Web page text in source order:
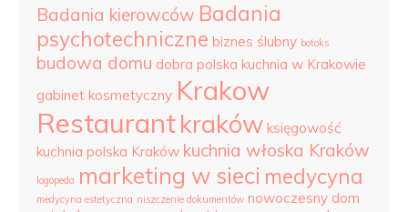
Badania kierowców Badania
psychotechniczne biznes ślubny botoks
budowa domu dobra polska kuchnia w Krakowie
gabinet kosmetyczny Krakow
Restaurantkraków księgowość
kuchnia polska Kraków kuchnia włoska Kraków
logopeda marketing w sieci medycyna
medycyna estetyczna niszczenie dokumentów nowoczesny dom